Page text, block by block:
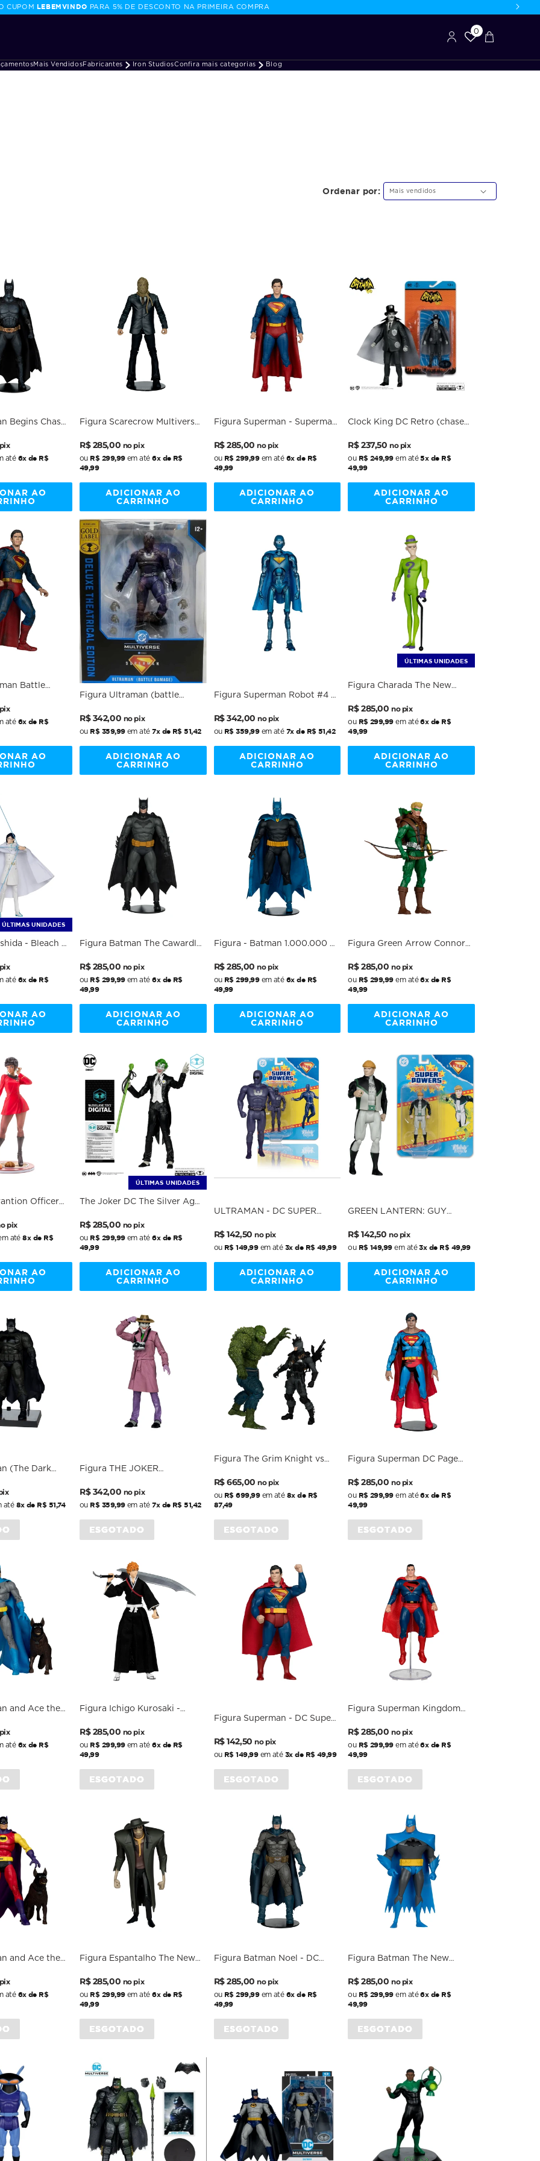
CUPOM LEBEMVINDO PARA 5% DE DESCONTO NA PRIMEIRA COMPRA
Mais VendidosFabricantes Iron StudiosConfira mais categorias Blog
Entrar
ou
Criar
Conta
0
Seu
Ordenar por:
(The Dark
Comics - 7
até 8x de R$ 51,74
Figura THE JOKER
JOKE) Gold Label Exclusive -
DC Comics - 7 Scale -
Preço
normal
Preço
promocional
R$ 342,00 no pix
ou R$ 359,99em até7x de R$ 51,42
ESGOTADO
Figura The Grim Knight vs
- DC Comics - 7 Scale -
McFarlane
Preço
normal
Preço
promocional
R$ 665,00no pix
ou R$ 699,99em até 8x de R$
87,49
ESGOTADO
Figura Superman DC Page
Comics - 7 Scale - McFarlane
Preço
normal
Preço
promocional
R$ 285,00no pix
ou R$ 299,99em até6x de R$
49,99
ESGOTADO
and Ace the
- McFarlane
até 6x de R$
Begins Chase
Comics - 7"
até 6x de R$
AO
Figura Ichigo Kurosaki -
Preço
normal
Preço
promocional
R$ 285,00 no pix
ou R$ 299,99em até6x de R$
49,99
ESGOTADO
Figura Scarecrow Multiverse
Scale - McFarlane
Preço
normal
Preço
promocional
R$ 285,00 no pix
ou R$ 299,99em até6x de R$
49,99
ADICIONAR AO
CARRINHO
Figura Superman - DC Super
SUPER POWERS 5" SCALE -
MCFARLANE
Preço
normal
Preço
promocional
R$ 142,50no pix
ou R$ 149,99em até 3x de R$ 49,99
ESGOTADO
Figura Superman Kingdom
- McFarlane
Preço
normal
Preço
promocional
R$ 285,00no pix
ou R$ 299,99em até6x de R$
49,99
ESGOTADO
Figura Superman - Superman
McFarlane
Preço
normal
Preço
promocional
R$ 285,00no pix
ou R$ 299,99em até 6x de R$
49,99
ADICIONAR AO
CARRINHO
and Ace the
até 6x de R$
Figura Espantalho The New
DC Comics - 6 Scale -
McFarlane
Preço
normal
Preço
promocional
R$ 285,00 no pix
ou R$ 299,99em até6x de R$
49,99
ESGOTADO
Figura Batman Noel - DC
Preço
normal
Preço
promocional
R$ 285,00no pix
ou R$ 299,99em até 6x de R$
49,99
ESGOTADO
Figura Batman The New
DC Comics - 6 Scale -
McFarlane
Preço
normal
Preço
promocional
R$ 285,00no pix
ou R$ 299,99em até6x de R$
49,99
ESGOTADO
Clock King DC Retro (chase)
McFarlane
Preço
normal
Preço
promocional
R$ 237,50no pix
ou R$ 249,99em até5x de R$
49,99
ADICIONAR AO
CARRINHO
Battle
- DC Movie
até 6x de R$
AO
Figura Ultraman (battle
Superman Movie - DC Movie
- 7 Scale - McFarlane_UNICA
Preço
normal
Preço
promocional
R$ 342,00 no pix
ou R$ 359,99em até7x de R$ 51,42
ADICIONAR AO
CARRINHO
Figura Superman Robot #4 -
- 7 Scale - McFarlane
Preço
normal
Preço
promocional
R$ 342,00no pix
ou R$ 359,99em até 7x de R$ 51,42
ADICIONAR AO
CARRINHO
ÚLTIMAS UNIDADES
Figura Charada The New
DC Comics - 6 Scale -
McFarlane
Preço
normal
Preço
promocional
R$ 285,00no pix
ou R$ 299,99em até6x de R$
49,99
ADICIONAR AO
CARRINHO
ÚLTIMAS UNIDADES
- Bleach -
até 6x de R$
AO
Figura Batman The Cawardly
Comics - 7" Scale -
McFarlane
Preço
normal
Preço
promocional
R$ 285,00 no pix
ou R$ 299,99em até6x de R$
49,99
ADICIONAR AO
CARRINHO
Figura - Batman 1.000.000 -
McFarlane
Preço
normal
Preço
promocional
R$ 285,00no pix
ou R$ 299,99em até 6x de R$
49,99
ADICIONAR AO
CARRINHO
Figura Green Arrow Connor
Comics - 7" Scale -
McFarlane
Preço
normal
Preço
promocional
R$ 285,00no pix
ou R$ 299,99em até6x de R$
49,99
ADICIONAR AO
CARRINHO
Officer
pix
até8x de R$
AO
ÚLTIMAS UNIDADES
The Joker DC The Silver Age
Scale - McFarlane
Preço
normal
Preço
promocional
R$ 285,00 no pix
ou R$ 299,99em até6x de R$
49,99
ADICIONAR AO
CARRINHO
ULTRAMAN - DC SUPER
- SUPER POWERS 5" SCALE
- MCFARLANE
Preço
normal
Preço
promocional
R$ 142,50no pix
ou R$ 149,99em até 3x de R$ 49,99
ADICIONAR AO
CARRINHO
GREEN LANTERN: GUY
POWERS: SUPERMAN MOVIE
- SUPER POWERS 5" SCALE
Preço
normal
Preço
promocional
R$ 142,50no pix
ou R$ 149,99em até3x de R$ 49,99
ADICIONAR AO
CARRINHO